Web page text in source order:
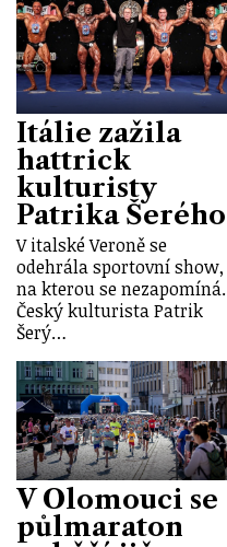
Itálie zažila
hattrick
kulturisty
Patrika Šerého
V italské Veroně se
odehrála sportovní show,
na kterou se nezapomíná.
Český kulturista Patrik
Šerý…
V Olomouci se
půlmaraton